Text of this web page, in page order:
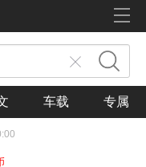
车载 专属